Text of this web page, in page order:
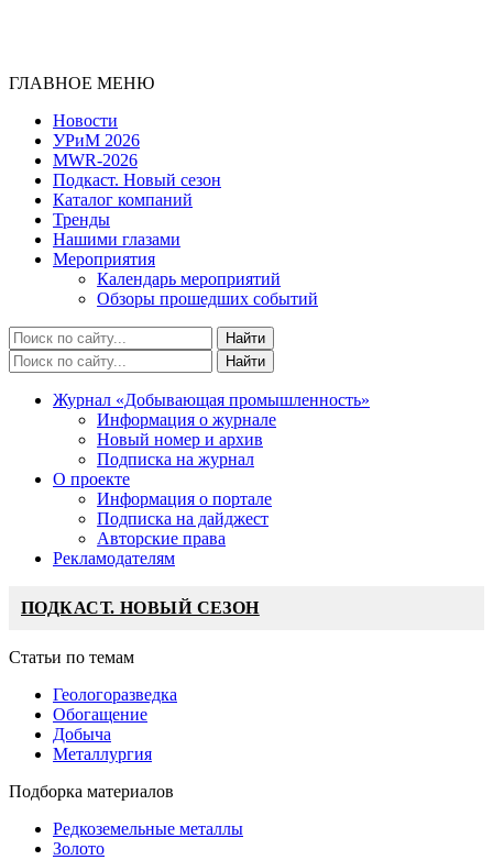
ГЛАВНОЕ МЕНЮ
Новости
УРиМ 2026
MWR-2026
Подкаст. Новый сезон
Каталог компаний
Тренды
Нашими глазами
Мероприятия
Календарь мероприятий
Обзоры прошедших событий
Журнал «Добывающая промышленность»
Информация о журнале
Новый номер и архив
Подписка на журнал
О проекте
Информация о портале
Подписка на дайджест
Авторские права
Рекламодателям
ПОДКАСТ. НОВЫЙ СЕЗОН
Статьи по темам
Геологоразведка
Обогащение
Добыча
Металлургия
Подборка материалов
Редкоземельные металлы
Золото